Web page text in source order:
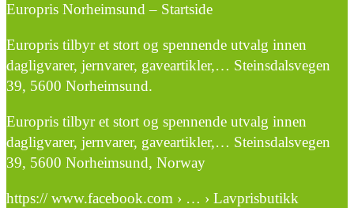
Europris Norheimsund – Startside
Europris tilbyr et stort og spennende utvalg innen
dagligvarer, jernvarer, gaveartikler,… Steinsdalsvegen
39, 5600 Norheimsund.
Europris tilbyr et stort og spennende utvalg innen
dagligvarer, jernvarer, gaveartikler,… Steinsdalsvegen
39, 5600 Norheimsund, Norway
https:// www.facebook.com › … › Lavprisbutikk